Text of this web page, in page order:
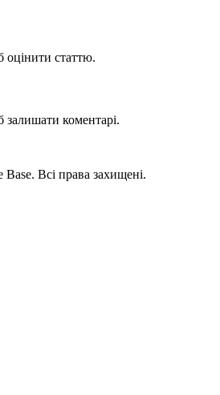
оцінити статтю.
залишати коментарі.
Всі права захищені.